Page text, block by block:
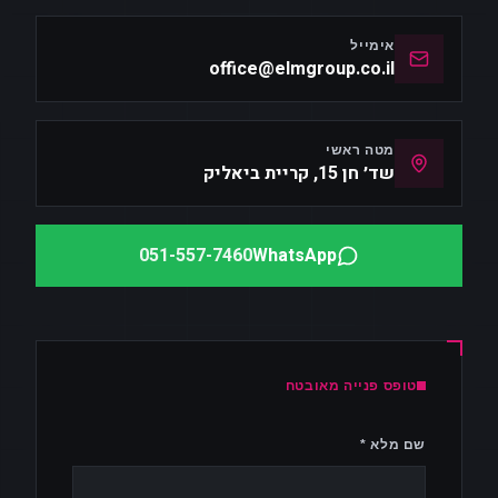
אימייל
office@elmgroup.co.il
מטה ראשי
שד׳ חן 15, קריית ביאליק
WhatsApp
051-557-7460
טופס פנייה מאובטח
שם מלא *